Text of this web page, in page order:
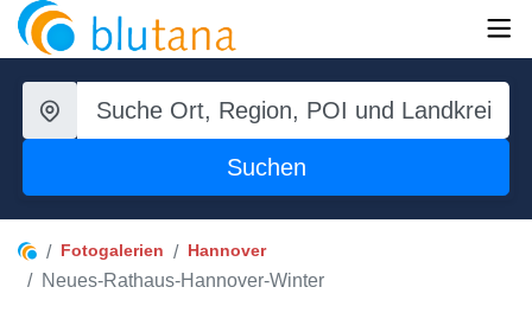
Suchen
Fotogalerien Hannover
Neues-Rathaus-Hannover-Winter